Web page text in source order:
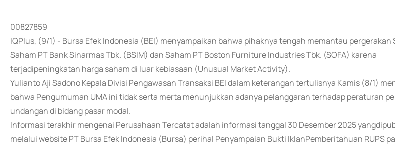
00827859
IQPlus, (9/1) - Bursa Efek Indonesia (BEI) menyampaikan bahwa pihaknya tengah memantau pergerakan
Saham PT Bank Sinarmas Tbk. (BSIM) dan Saham PT Boston Furniture Industries Tbk. (SOFA) karena
terjadipeningkatan harga saham di luar kebiasaan (Unusual Market Activity).
Yulianto Aji Sadono Kepala Divisi Pengawasan Transaksi BEI dalam keterangan tertulisnya Kamis (8/1)
bahwa Pengumuman UMA ini tidak serta merta menunjukkan adanya pelanggaran terhadap peraturan
undangan di bidang pasar modal.
Informasi terakhir mengenai Perusahaan Tercatat adalah informasi tanggal 30 Desember 2025
melalui website PT Bursa Efek Indonesia (Bursa) perihal Penyampaian Bukti IklanPemberitahuan RUPS